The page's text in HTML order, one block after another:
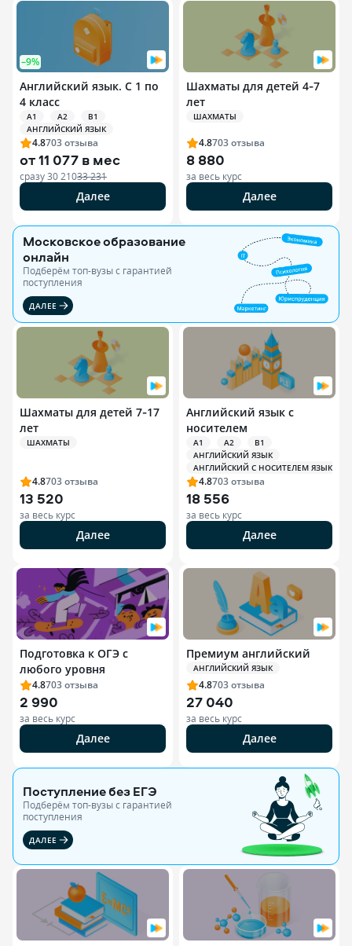
–9%
Английский язык. С 1 по
4 класс
A1 A2
B1
АНГЛИЙСКИЙ ЯЗЫК
4.8703отзыва
от11 077 в мес
сразу30 21033 231
Далее
Шахматы для детей 4‑7
лет
ШАХМАТЫ
4.8703отзыва
8 880
за весь курс
Далее
Московское образование
онлайн
Подберём топ-вузы c гарантией
поступления
ДАЛЕЕ
Шахматы для детей 7‑17
лет
ШАХМАТЫ
4.8703отзыва
13 520
за весь курс
Далее
Английский язык с
носителем
A1 A2
B1
АНГЛИЙСКИЙ ЯЗЫК
АНГЛИЙСКИЙ С НОСИТЕЛЕМ ЯЗЫКА
4.8703отзыва
18 556
за весь курс
Далее
Подготовка к ОГЭ с
любого уровня
4.8703отзыва
2 990
за весь курс
Далее
Премиум английский
АНГЛИЙСКИЙ ЯЗЫК
4.8703отзыва
27 040
за весь курс
Далее
Поступление без ЕГЭ
Подберём топ-вузы c гарантией
поступления
ДАЛЕЕ